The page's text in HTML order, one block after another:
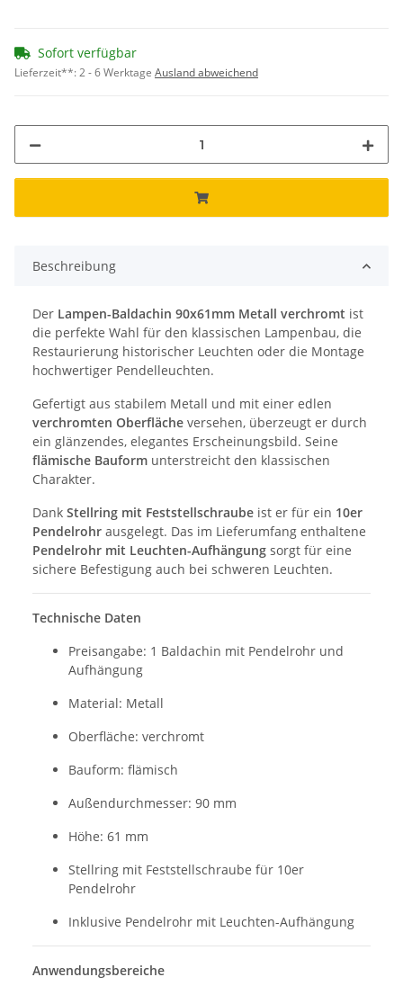
Sofort verfügbar
Lieferzeit**:2 - 6 Werktage Ausland abweichend
Beschreibung
Der Lampen-Baldachin 90x61mm Metall verchromt ist
die perfekte Wahl für den klassischen Lampenbau, die
Restaurierung historischer Leuchten oder die Montage
hochwertiger Pendelleuchten.
Gefertigt aus stabilem Metall und mit einer edlen
verchromten Oberfläche versehen, überzeugt er durch
ein glänzendes, elegantes Erscheinungsbild. Seine
flämische Bauform unterstreicht den klassischen
Charakter.
Dank Stellring mit Feststellschraube ist er für ein 10er
Pendelrohr ausgelegt. Das im Lieferumfang enthaltene
Pendelrohr mit Leuchten-Aufhängung sorgt für eine
sichere Befestigung auch bei schweren Leuchten.
Technische Daten
Preisangabe: 1 Baldachin mit Pendelrohr und
Aufhängung
Material: Metall
Oberfläche: verchromt
Bauform: flämisch
Außendurchmesser: 90 mm
Höhe: 61 mm
Stellring mit Feststellschraube für 10er
Pendelrohr
Inklusive Pendelrohr mit Leuchten-Aufhängung
Anwendungsbereiche